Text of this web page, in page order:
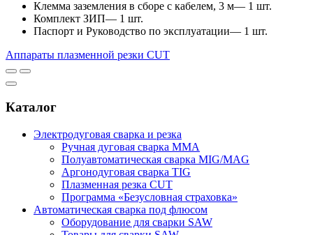
Клемма заземления в сборе с кабелем, 3 м— 1 шт.
Комплект ЗИП— 1 шт.
Паспорт и Руководство по эксплуатации— 1 шт.
Аппараты плазменной резки CUT
Каталог
Электродуговая сварка и резка
Ручная дуговая сварка MMA
Полуавтоматическая сварка MIG/MAG
Аргонодуговая сварка TIG
Плазменная резка CUT
Программа «Безусловная страховка»
Автоматическая сварка под флюсом
Оборудование для сварки SAW